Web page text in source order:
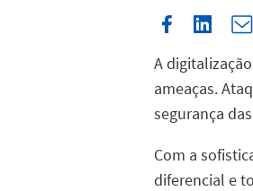
A
ameaças.
segurança
Com a
diferencial e